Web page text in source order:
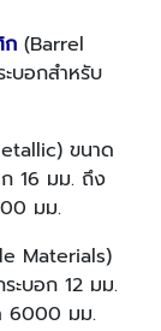
ก (Barrel
บอกสำหรับ
ขนาด
16 มม. ถึง
มม.
Materials)
ะบอก 12 มม.
6000 มม.